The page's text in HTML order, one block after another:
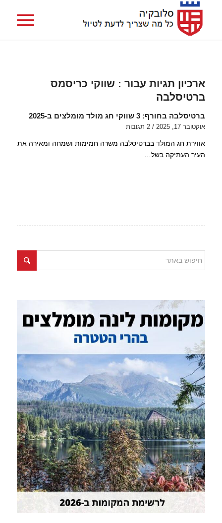
ארכיון תגיות עבור : שווקי כריסמס
ברטיסלבה
ברטיסלבה בחורף: 3 שווקי חג מולד מומלצים ב-2025
אוקטובר 17, 2025 / 2 תגובות
אווירת חג המולד בברטיסלבה משרה חמימות ושמחה ומאירה את
העיר העתיקה בשל…